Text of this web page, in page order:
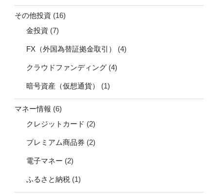
その他投資 (16)
金投資 (7)
FX（外国為替証拠金取引） (4)
クラウドファンディング (4)
暗号資産（仮想通貨） (1)
マネー情報 (6)
クレジットカード (2)
プレミアム商品券 (2)
電子マネー (2)
ふるさと納税 (1)